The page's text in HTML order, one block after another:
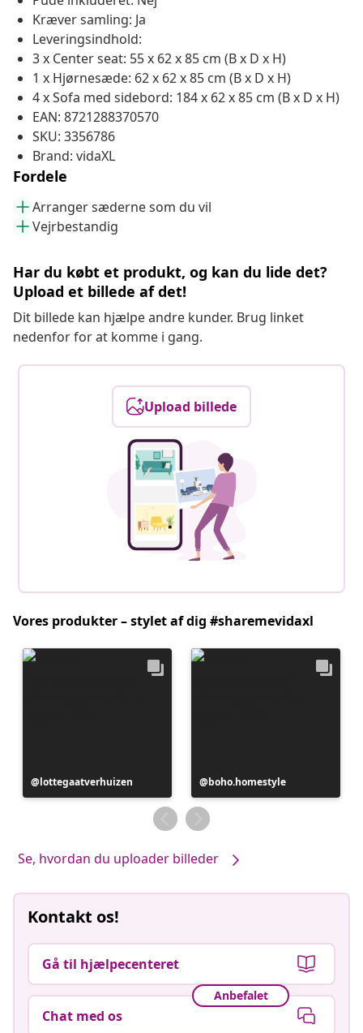
Kræver samling: Ja
Leveringsindhold:
3 x Center seat: 55 x 62 x 85 cm (B x D x H)
1 x Hjørnesæde: 62 x 62 x 85 cm (B x D x H)
4 x Sofa med sidebord: 184 x 62 x 85 cm (B x D x H)
EAN: 8721288370570
SKU: 3356786
Brand: vidaXL
Fordele
Arranger sæderne som du vil
Vejrbestandig
Har du købt et produkt, og kan du lide det?
Upload et billede af det!
Dit billede kan hjælpe andre kunder. Brug linket
nedenfor for at komme i gang.
Upload billede
Vores produkter – stylet af dig #sharemevidaxl
Opslag
offentliggjort
lottegaatverhuizen
Opslag
offentliggjort
af
boho.homestyle
Se, hvordan du uploader billeder
Kontakt os!
Gå til hjælpecenteret
Anbefalet
Chat med os